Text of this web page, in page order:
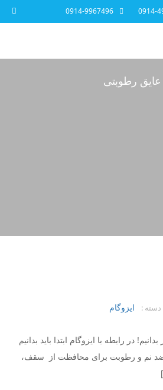
0914-
0914-9967496
عایق رطوبتی
دسته : ایزوگام
در رابطه با ایزوگام ابتدا باید بدانیم
نم و رطوبت برای محافظت از سقف،